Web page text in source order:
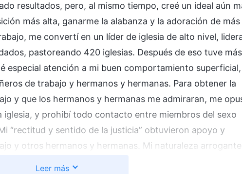
resultados, pero, al mismo tiempo, creé un ideal aún
más alta, ganarme la alabanza y la adoración de más
me convertí en un líder de iglesia de alto nivel,
pastoreando 420 iglesias. Después de eso tuve más
especial atención a mi buen comportamiento
de trabajo y hermanos y hermanas. Para obtener la
y que los hermanos y hermanas me admiraran, me
y prohibí todo contacto entre miembros del sexo
“rectitud y sentido de la justicia” obtuvieron apoyo y
y otros hermanos y hermanas. Mi naturaleza arrogante
Leer más